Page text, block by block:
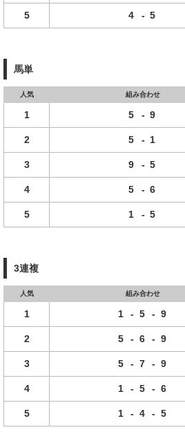
5 4 - 5
馬単
人気 組み合わせ
1 5 - 9
2 5 - 1
3 9 - 5
4 5 - 6
5 1 - 5
3連複
人気 組み合わせ
1 1 - 5 - 9
2 5 - 6 - 9
3 5 - 7 - 9
4 1 - 5 - 6
5 1 - 4 - 5